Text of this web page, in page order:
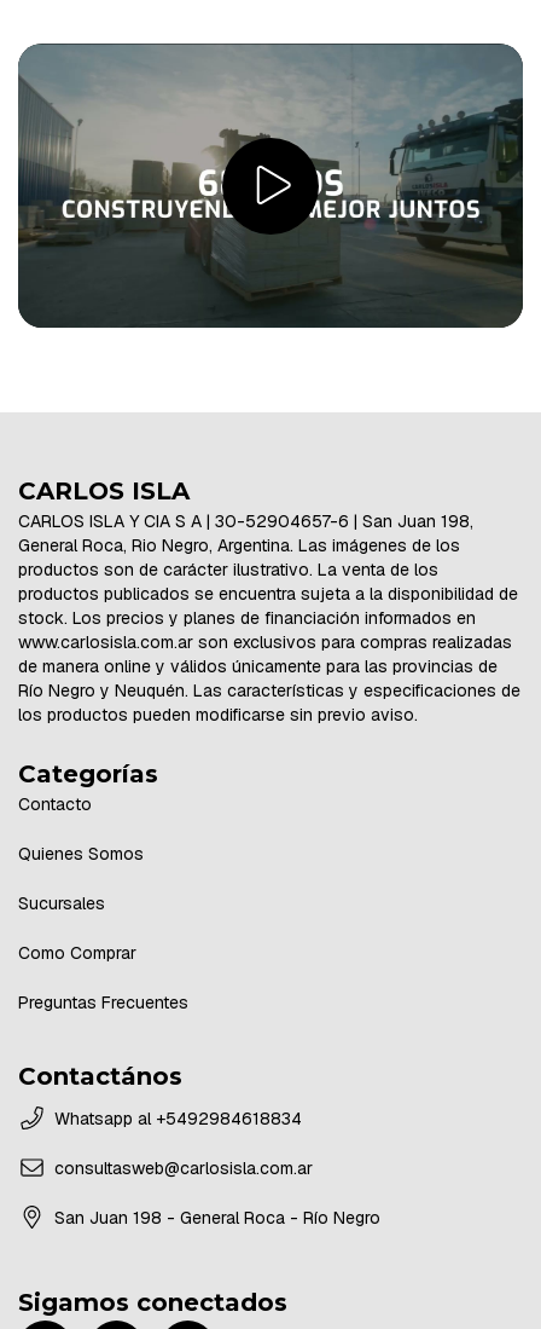
CARLOS ISLA
CARLOS ISLA Y CIA S A | 30-52904657-6 | San Juan 198,
General Roca, Rio Negro, Argentina. Las imágenes de los
productos son de carácter ilustrativo. La venta de los
productos publicados se encuentra sujeta a la disponibilidad de
stock. Los precios y planes de financiación informados en
www.carlosisla.com.ar son exclusivos para compras realizadas
de manera online y válidos únicamente para las provincias de
Río Negro y Neuquén. Las características y especificaciones de
los productos pueden modificarse sin previo aviso.
Categorías
Contacto
Quienes Somos
Sucursales
Como Comprar
Preguntas Frecuentes
Contactános
Whatsapp al +5492984618834
consultasweb@carlosisla.com.ar
San Juan 198 - General Roca - Río Negro
Sigamos conectados